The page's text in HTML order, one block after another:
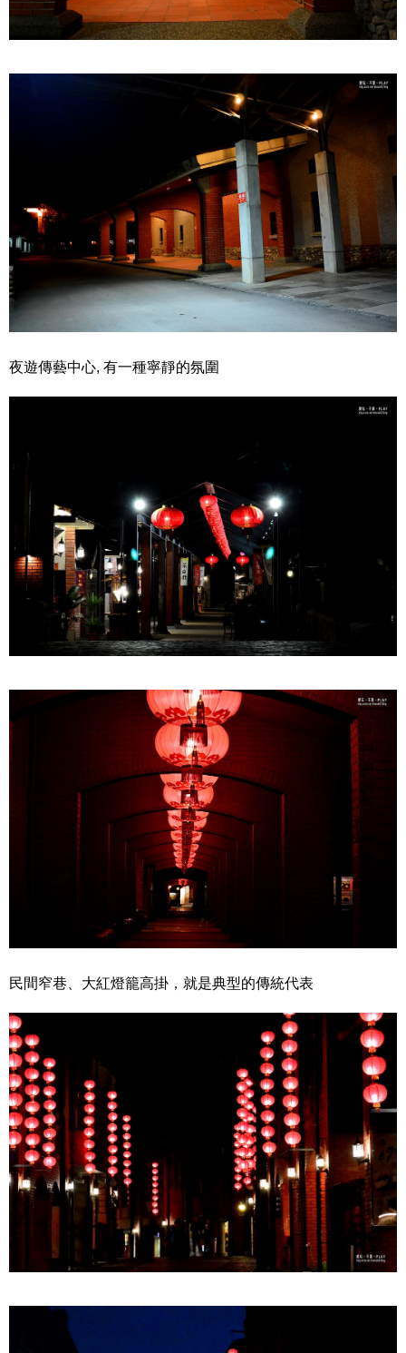
夜遊傳藝中心, 有一種寧靜的氛圍
民間窄巷、大紅燈籠高掛，就是典型的傳統代表